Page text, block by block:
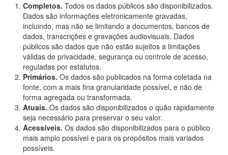
Completos. Todos os dados públicos são disponibilizados.
Dados são informações eletronicamente gravadas,
incluindo, mas não se limitando a documentos, bancos de
dados, transcrições e gravações audiovisuais. Dados
públicos são dados que não estão sujeitos a limitações
válidas de privacidade, segurança ou controle de acesso,
reguladas por estatutos.
Primários. Os dados são publicados na forma coletada na
fonte, com a mais fina granularidade possível, e não de
forma agregada ou transformada.
Atuais. Os dados são disponibilizados o quão rapidamente
seja necessário para preservar o seu valor.
Acessíveis. Os dados são disponibilizados para o público
mais amplo possível e para os propósitos mais variados
possíveis.